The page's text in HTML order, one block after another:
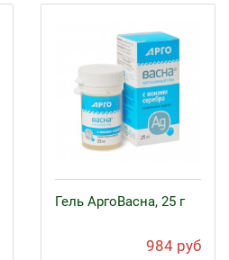
Гель АргоВасна, 25 г
984 руб